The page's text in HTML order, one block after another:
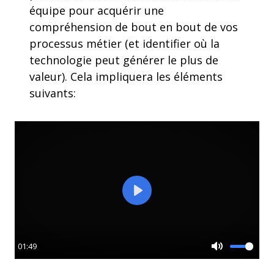
équipe pour acquérir une
compréhension de bout en bout de vos
processus métier (et identifier où la
technologie peut générer le plus de
valeur). Cela impliquera les éléments
suivants:
01:49
Play